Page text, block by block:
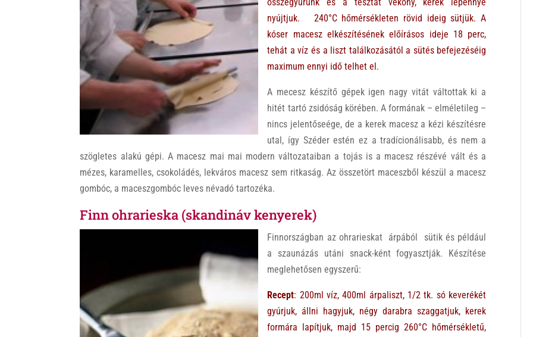
nyújtjuk. 240°C hőmérsékleten rövid ideig sütjük. A
kóser macesz elkészítésének előírásos ideje 18 perc,
tehát a víz és a liszt találkozásától a sütés befejezéséig
maximum ennyi idő telhet el.
A mecesz készítő gépek igen nagy vitát váltottak ki a
hitét tartó zsidóság körében. A formának – elméletileg –
nincs jelentőseége, de a kerek macesz a kézi készítésre
utal, így Széder estén ez a tradícionálisabb, és nem a
szögletes alakú gépi. A macesz mai mai modern változataiban a tojás is a macesz részévé vált és a
mézes, karamelles, csokoládés, lekváros macesz sem ritkaság. Az összetört maceszből készül a macesz
gombóc, a maceszgombóc leves névadó tartozéka.
Finn ohrarieska (skandináv kenyerek)
Finnországban az ohrarieskat árpából sütik és például
a szaunázás utáni snack-ként fogyasztják. Készítése
meglehetősen egyszerű:
Recept: 200ml víz, 400ml árpaliszt, 1/2 tk. só keverékét
gyúrjuk, állni hagyjuk, négy darabra szaggatjuk, kerek
formára lapítjuk, majd 15 percig 260°C hőmérsékletű,